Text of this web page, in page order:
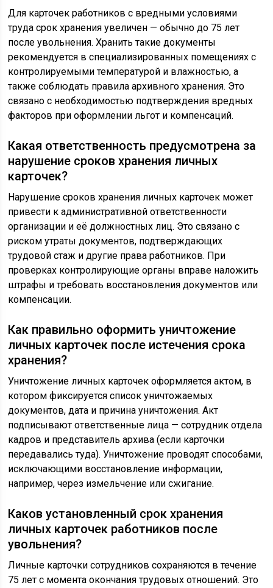
Для карточек работников с вредными условиями
труда срок хранения увеличен — обычно до 75 лет
после увольнения. Хранить такие документы
рекомендуется в специализированных помещениях с
контролируемыми температурой и влажностью, а
также соблюдать правила архивного хранения. Это
связано с необходимостью подтверждения вредных
факторов при оформлении льгот и компенсаций.
Какая ответственность предусмотрена за
нарушение сроков хранения личных
карточек?
Нарушение сроков хранения личных карточек может
привести к административной ответственности
организации и её должностных лиц. Это связано с
риском утраты документов, подтверждающих
трудовой стаж и другие права работников. При
проверках контролирующие органы вправе наложить
штрафы и требовать восстановления документов или
компенсации.
Как правильно оформить уничтожение
личных карточек после истечения срока
хранения?
Уничтожение личных карточек оформляется актом, в
котором фиксируется список уничтожаемых
документов, дата и причина уничтожения. Акт
подписывают ответственные лица — сотрудник отдела
кадров и представитель архива (если карточки
передавались туда). Уничтожение проводят способами,
исключающими восстановление информации,
например, через измельчение или сжигание.
Каков установленный срок хранения
личных карточек работников после
увольнения?
Личные карточки сотрудников сохраняются в течение
75 лет с момента окончания трудовых отношений. Это